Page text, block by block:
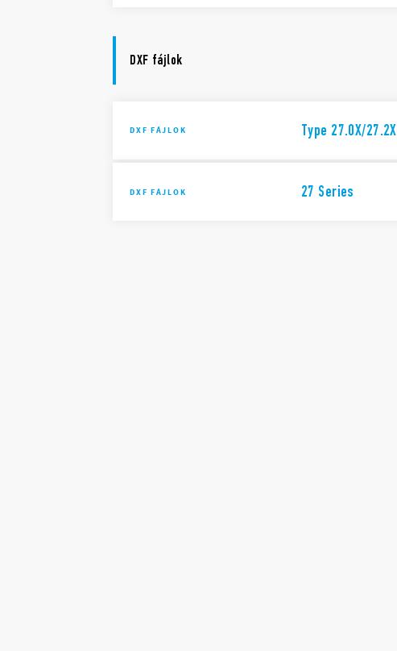
DXF fájlok
DXF FÁJLOK Type 27.0X/27.2X
DXF FÁJLOK 27 Series